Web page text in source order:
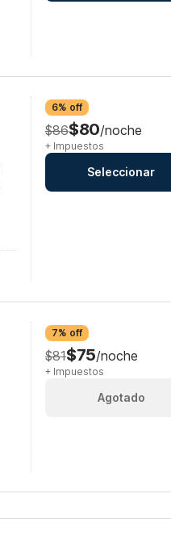
6% off
$86$80/noche
+ Impuestos
Seleccionar
7% off
$81$75/noche
+ Impuestos
Agotado